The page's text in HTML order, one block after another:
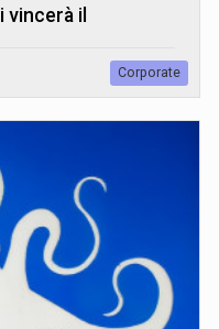
il
Corporate